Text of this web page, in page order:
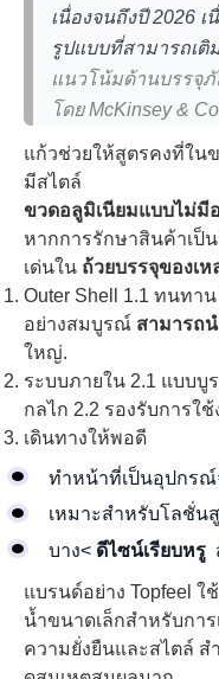
เนื่องจนถึงปี 2026
รูปแบบที่สามารถเติ
แนวโน้มด้านบรรจุ
โดย McKinsey &
แก้วช่วยให้สูตรคงที่ใ
มีสไตล์
ขวดอลูมิเนียมแบบไม่มี
หากการรักษาสินค้าเป็
เด่นใน ถ้วยบรรจุของเ
Outer Shell 1.1 ทนทาน
อย่างสมบูรณ์ สามารถ
ใหญ่.
ระบบภายใน 2.1 แบบบู
กลไก 2.2 รองรับการใช้
เดินทางให้พอดี
ทำหน้าที่เป็นอุปกร
เหมาะสำหรับโลชั่น
บาง< ดีไซน์เรียบหรู
แบรนด์อย่าง Topfeel
น้ำขนาดเล็กสำหรับกา
ความยั่งยืนและสไตล์